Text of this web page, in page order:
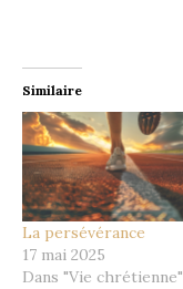
Similaire
La persévérance
17 mai 2025
Dans "Vie chrétienne"